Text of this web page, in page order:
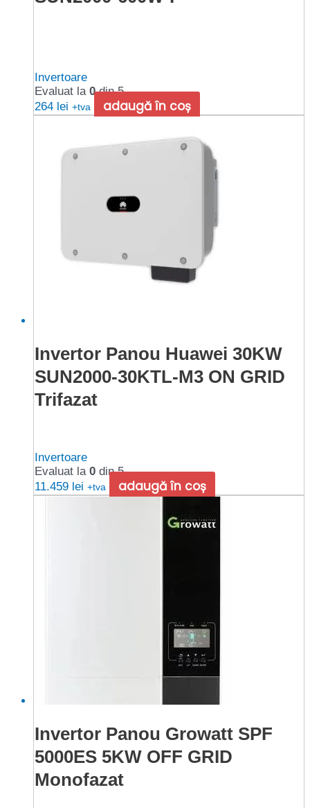
Invertoare
Evaluat la 0din 5
264 lei +tva adaugă în coș
Invertor Panou Huawei 30KW
SUN2000-30KTL-M3 ON GRID
Trifazat
Invertoare
Evaluat la 0 din 5
11.459 lei +tva adaugă în coș
Invertor Panou Growatt SPF
5000ES 5KW OFF GRID
Monofazat